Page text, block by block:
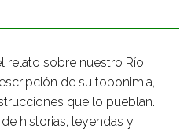
relato sobre nuestro Río
de su toponimia,
que lo pueblan.
historias, leyendas y